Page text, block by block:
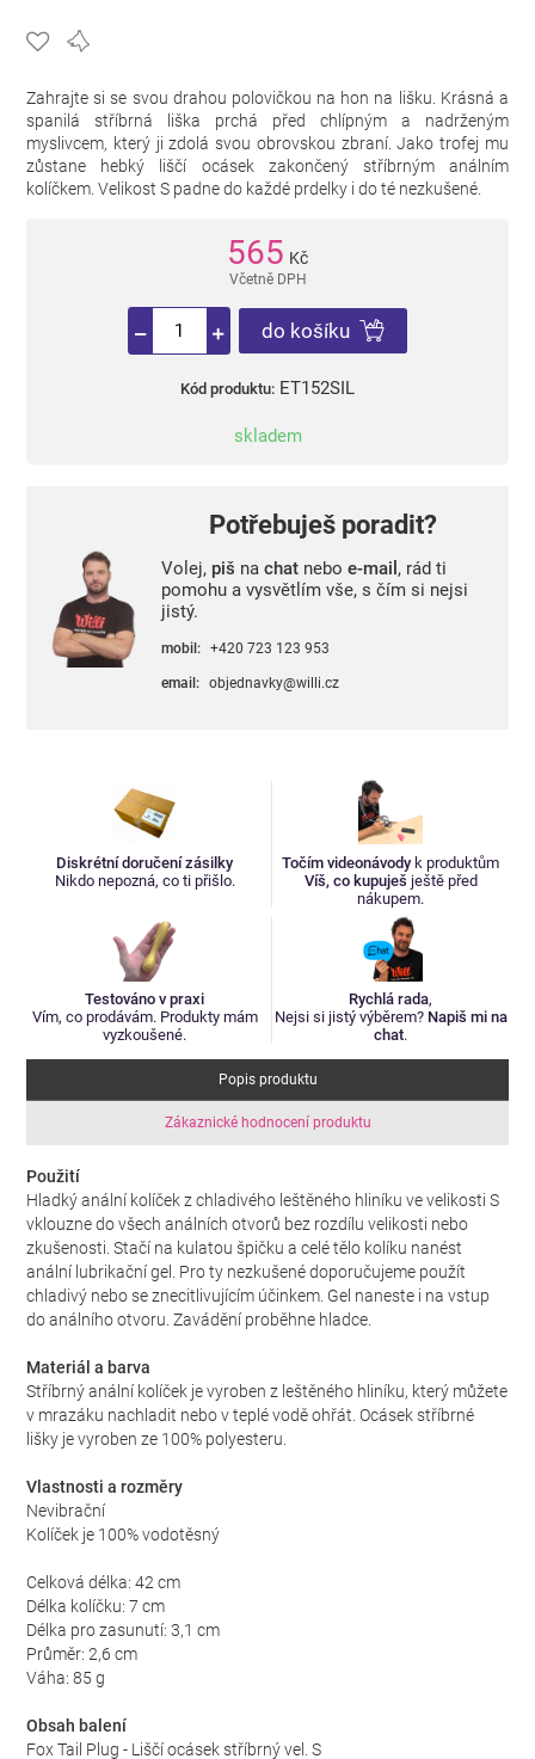
Zahrajte si se svou drahou polovičkou na hon na lišku. Krásná a
spanilá stříbrná liška prchá před chlípným a nadrženým
myslivcem, který ji zdolá svou obrovskou zbraní. Jako trofej mu
zůstane hebký liščí ocásek zakončený stříbrným análním
kolíčkem. Velikost S padne do každé prdelky i do té nezkušené.
565 Kč
Včetně DPH
do košíku
Kód produktu: ET152SIL
skladem
Potřebuješ poradit?
Volej, piš na chatnebo e-mail , rád ti
pomohu a vysvětlím vše, s čím si nejsi
jistý.
mobil: +420 723 123 953
email: objednavky@willi.cz
Diskrétní doručení zásilky
Nikdo nepozná, co ti přišlo.
Točím videonávody k produktům
Víš, co kupuješ ještě před
nákupem.
Testováno v praxi
Vím, co prodávám. Produkty mám
vyzkoušené.
Rychlá rada,
Nejsi si jistý výběrem? Napiš mi na
chat.
Popis produktu
Zákaznické hodnocení produktu
Použití
Hladký anální kolíček z chladivého leštěného hliníku ve velikosti S
vklouzne do všech análních otvorů bez rozdílu velikosti nebo
zkušenosti. Stačí na kulatou špičku a celé tělo kolíku nanést
anální lubrikační gel. Pro ty nezkušené doporučujeme použít
chladivý nebo se znecitlivujícím účinkem. Gel naneste i na vstup
do análního otvoru. Zavádění proběhne hladce.
Materiál a barva
Stříbrný anální kolíček je vyroben z leštěného hliníku, který můžete
v mrazáku nachladit nebo v teplé vodě ohřát. Ocásek stříbrné
lišky je vyroben ze 100% polyesteru.
Vlastnosti a rozměry
Nevibrační
Kolíček je 100% vodotěsný
Celková délka: 42 cm
Délka kolíčku: 7 cm
Délka pro zasunutí: 3,1 cm
Průměr: 2,6 cm
Váha: 85 g
Obsah balení
Fox Tail Plug - Liščí ocásek stříbrný vel. S